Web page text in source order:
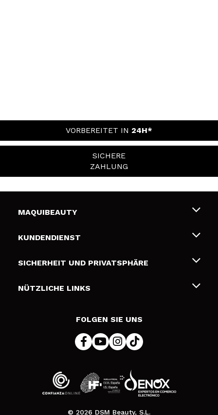
VORBEREITET IN 24H*
SICHERE
ZAHLUNG
MAQUIBEAUTY
Über uns
Geschenkkarten
KUNDENDIENST
Liefer- und Versandkosten
Zahlung
SICHERHEIT UND PRIVATSPHÄRE
Bedingungen und Datenschutz
NÜTZLICHE LINKS
FOLGEN SIE UNS
© 2026 DSM Beauty, S.L.